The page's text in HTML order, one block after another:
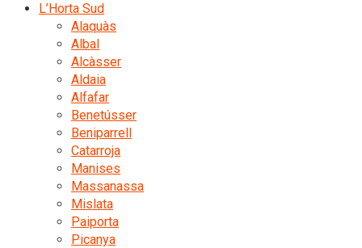
L’Horta Sud
Alaquàs
Albal
Alcàsser
Aldaia
Alfafar
Benetússer
Beniparrell
Catarroja
Manises
Massanassa
Mislata
Paiporta
Picanya